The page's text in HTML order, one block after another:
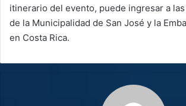
itinerario del evento, puede ingresar a
de la Municipalidad de San José y la
en Costa Rica.